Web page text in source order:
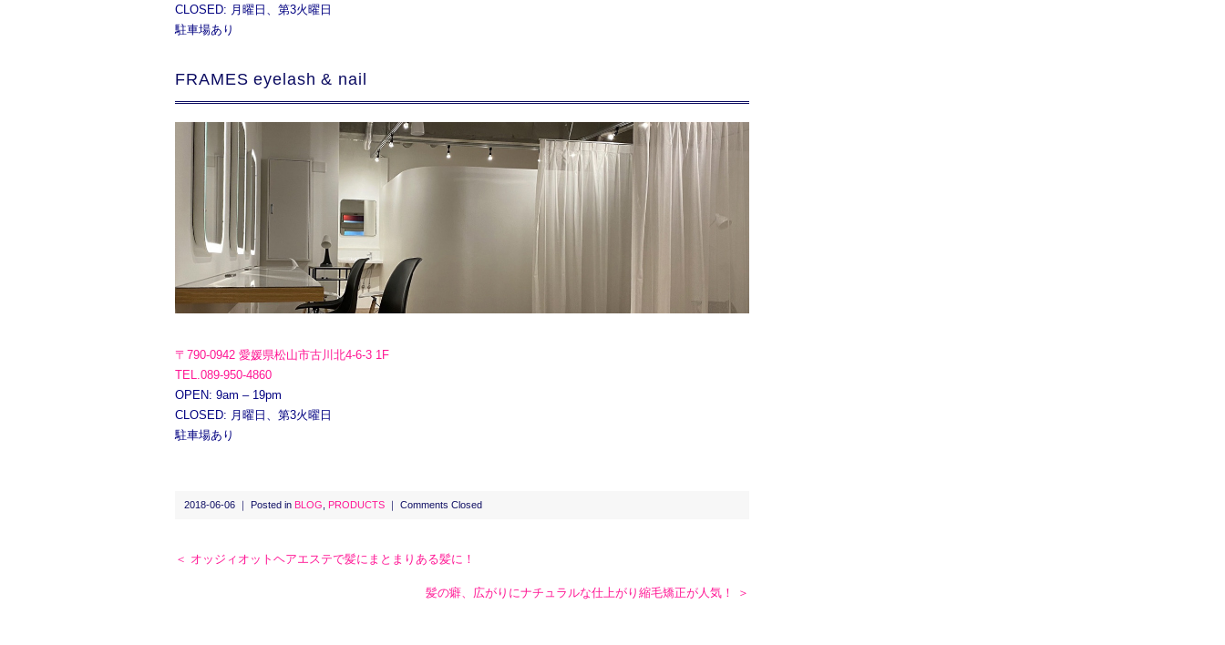
CLOSED: 月曜日、第3火曜日
駐車場あり
FRAMES eyelash & nail
〒790-0942 愛媛県松山市古川北4-6-3 1F
TEL.089-950-4860
OPEN: 9am – 19pm
CLOSED: 月曜日、第3火曜日
駐車場あり
2018-06-06 ｜ Posted in BLOG PRODUCTS ｜ Comments Closed
＜ オッジィオットヘアエステで髪にまとまりある髪に！
髪の癖、広がりにナチュラルな仕上がり縮毛矯正が人気！ ＞